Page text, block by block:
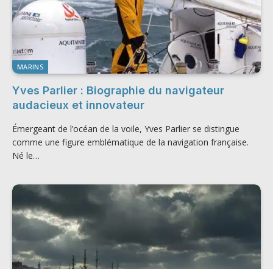
MARINS
Yves Parlier : Biographie du navigateur
audacieux et innovateur
Émergeant de l’océan de la voile, Yves Parlier se distingue
comme une figure emblématique de la navigation française.
Né le…